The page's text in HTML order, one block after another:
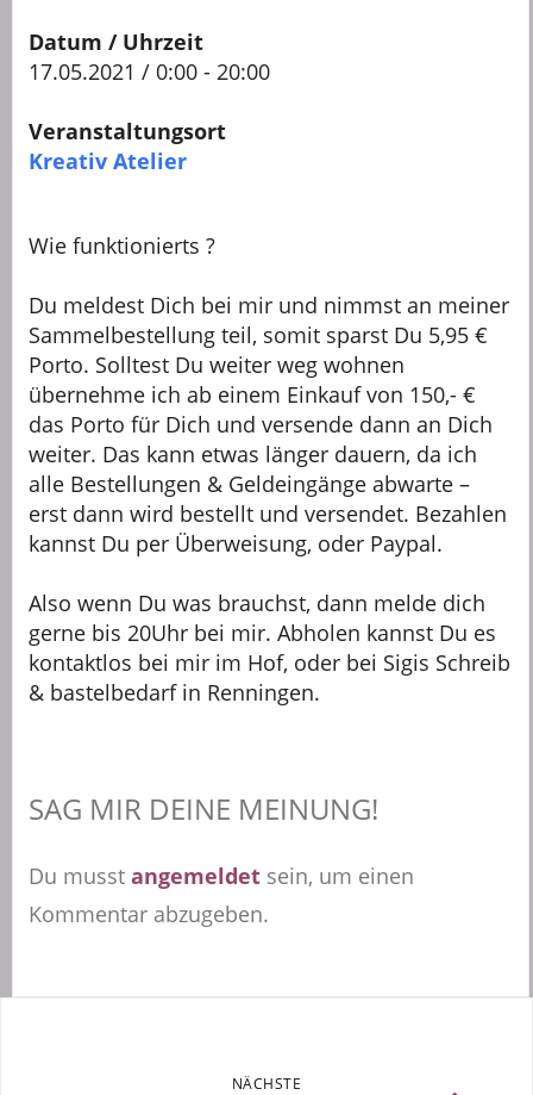
Datum / Uhrzeit
17.05.2021 / 0:00 - 20:00
Veranstaltungsort
Kreativ Atelier
Wie funktionierts ?
Du meldest Dich bei mir und nimmst an meiner
Sammelbestellung teil, somit sparst Du 5,95 €
Porto. Solltest Du weiter weg wohnen
übernehme ich ab einem Einkauf von 150,- €
das Porto für Dich und versende dann an Dich
weiter. Das kann etwas länger dauern, da ich
alle Bestellungen & Geldeingänge abwarte –
erst dann wird bestellt und versendet. Bezahlen
kannst Du per Überweisung, oder Paypal.
Also wenn Du was brauchst, dann melde dich
gerne bis 20Uhr bei mir. Abholen kannst Du es
kontaktlos bei mir im Hof, oder bei Sigis Schreib
& bastelbedarf in Renningen.
SAG MIR DEINE MEINUNG!
Du musst angemeldetsein, um einen
Kommentar abzugeben.
NÄCHSTE